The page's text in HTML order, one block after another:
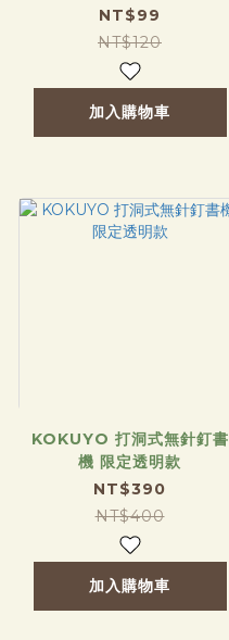
NT$99
NT$120
加入購物車
KOKUYO 打洞式無針釘書
機 限定透明款
NT$390
NT$400
加入購物車